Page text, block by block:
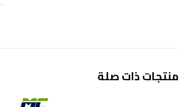
منتجات ذات صلة